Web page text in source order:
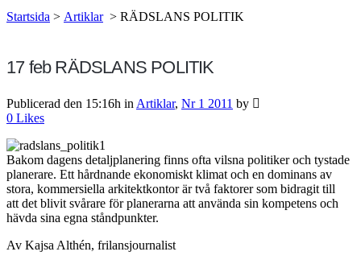
Startsida > Artiklar > RÄDSLANS POLITIK
17 febRÄDSLANS POLITIK
Publicerad den 15:16h in Artiklar, Nr 1 2011 by
0 Likes
Bakom dagens detaljplanering finns ofta vilsna politiker och tystade
planerare. Ett hårdnande ekonomiskt klimat och en dominans av
stora, kommersiella arkitektkontor är två faktorer som bidragit till
att det blivit svårare för planerarna att använda sin kompetens och
hävda sina egna ståndpunkter.
Av Kajsa Althén, frilansjournalist